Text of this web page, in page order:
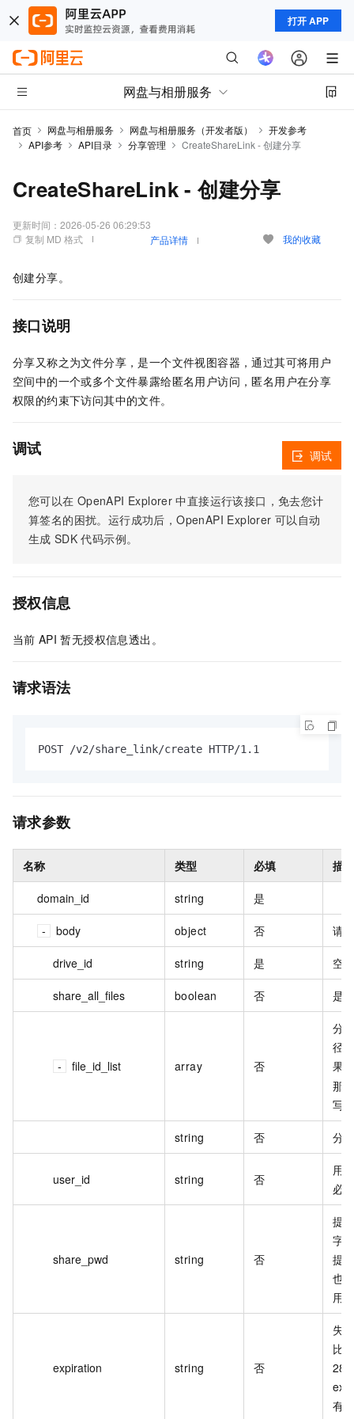
打开 APP
网盘与相册服务
首页 网盘与相册服务 网盘与相册服务（开发者版）
开发参考
API参考
API目录 分享管理 CreateShareLink - 创建分享
CreateShareLink - 创建分享
更新时间： 2026-05-26 06:29:53
复制 MD 格式
产品详情 我的收藏
创建分享。
接口说明
分享又称之为文件分享，是一个文件视图容器，通过其可将用户
空间中的一个或多个文件暴露给匿名用户访问，匿名用户在分享
权限的约束下访问其中的文件。
调试
您可以在 OpenAPI Explorer 中直接运行该接口，免去您计
算签名的困扰。运行成功后，OpenAPI Explorer 可以自动
生成 SDK 代码示例。
调试
授权信息
当前 API 暂无授权信息透出。
请求语法
POST /v2/share_link/create HTTP/1.1
请求参数
名称 类型 必填 描
domain_id string 是
body object 否 请
drive_id string 是 空
share_all_files boolean 否 是
file_id_list array 否
分
径
果
那
写
string 否 分
user_id string 否
用
必
share_pwd string 否
提
字
提
也
用
expiration string 否
失
比
有